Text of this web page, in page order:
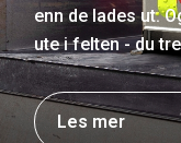
enn de lades ut.
ute i felten - du
Les mer